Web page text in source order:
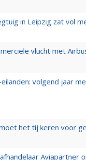
in Leipzig zat vol
vlucht met
volgend jaar
het tij keren voor
Aviapartner